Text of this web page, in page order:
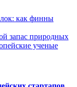
как финны
запас природных
ученые